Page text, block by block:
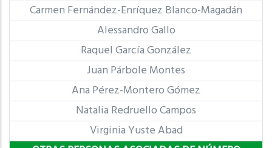
Carmen Fernández-Enríquez Blanco-Magadán
Alessandro Gallo
Raquel García González
Juan Párbole Montes
Ana Pérez-Montero Gómez
Natalia Redruello Campos
Virginia Yuste Abad